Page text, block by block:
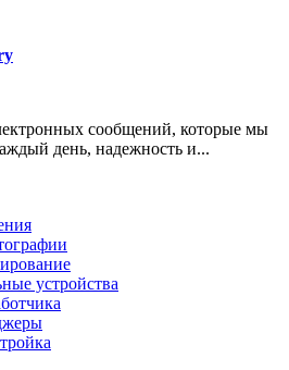
сообщений, которые мы
день, надежность и...
устройства